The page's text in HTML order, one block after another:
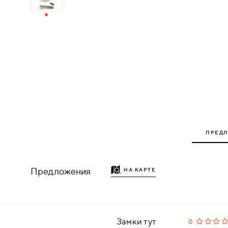
ДЕРЕВЯННЫЕ
Предложения НА КАРТЕ
Замки тут 0